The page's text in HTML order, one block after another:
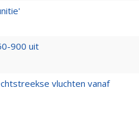
900 uit
vluchten vanaf